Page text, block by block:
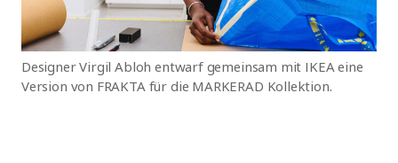
Designer Virgil Abloh entwarf gemeinsam mit IKEA eine
Version von FRAKTA für die MARKERAD Kollektion.